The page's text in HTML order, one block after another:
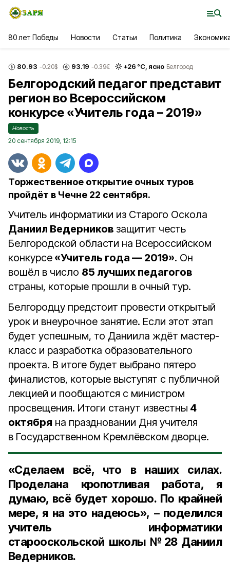
80 лет Победы Новости Статьи Политика
80.93 -0.20$ 93.19 -0.39€ +26 °С, ясно Белгород
Белгородский педагог представит
регион во Всероссийском
конкурсе «Учитель года – 2019»
Новость
20 сентября 2019, 12:15
Торжественное открытие очных туров
пройдёт в Чечне 22 сентября.
Учитель информатики из Старого Оскола
Даниил Ведерников защитит честь
Белгородской области на Всероссийском
конкурсе «Учитель года — 2019». Он
вошёл в число 85 лучших педагогов
страны, которые прошли в очный тур.
Белгородцу предстоит провести открытый
урок и внеурочное занятие. Если этот этап
будет успешным, то Даниила ждёт мастер-
класс и разработка образовательного
проекта. В итоге будет выбрано пятеро
финалистов, которые выступят с публичной
лекцией и пообщаются с министром
просвещения. Итоги станут известны 4
октября на праздновании Дня учителя
в Государственном Кремлёвском дворце.
«Сделаем всё, что в наших силах.
Проделана кропотливая работа, я
думаю, всё будет хорошо. По крайней
мере, я на это надеюсь», – поделился
учитель информатики
старооскольской школы №28 Даниил
Ведерников.